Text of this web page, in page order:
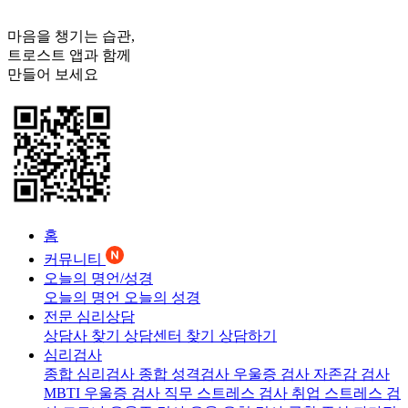
마음을 챙기는 습관,
트로스트 앱과 함께
만들어 보세요
홈
커뮤니티
오늘의 명언/성경
오늘의 명언 오늘의 성경
전문 심리상담
상담사 찾기 상담센터 찾기 상담하기
심리검사
종합 심리검사 종합 성격검사 우울증 검사 자존감 검사
MBTI 우울증 검사 직무 스트레스 검사 취업 스트레스 검